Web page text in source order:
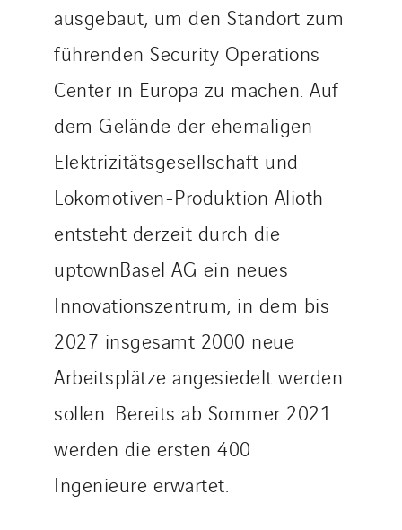
ausgebaut, um den Standort zum
führenden Security Operations
Center in Europa zu machen. Auf
dem Gelände der ehemaligen
Elektrizitätsgesellschaft und
Lokomotiven-Produktion Alioth
entsteht derzeit durch die
uptownBasel AG ein neues
Innovationszentrum, in dem bis
2027 insgesamt 2000 neue
Arbeitsplätze angesiedelt werden
sollen. Bereits ab Sommer 2021
werden die ersten 400
Ingenieure erwartet.